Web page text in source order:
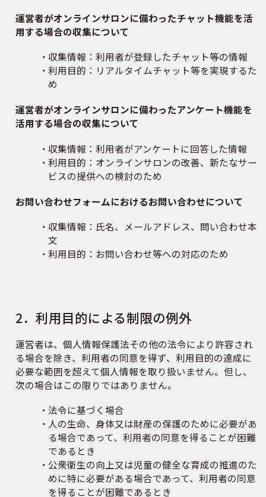
運営者がオンラインサロンに備わったチャット機能を活
用する場合の収集について
収集情報：利用者が登録したチャット等の情報
利用目的：リアルタイムチャット等を実現するた
め
運営者がオンラインサロンに備わったアンケート機能を
活用する場合の収集について
収集情報：利用者がアンケートに回答した情報
利用目的：オンラインサロンの改善、新たなサー
ビスの提供への検討のため
お問い合わせフォームにおけるお問い合わせについて
収集情報：氏名、メールアドレス、問い合わせ本
文
利用目的：お問い合わせ等への対応のため
2．利用目的による制限の例外
運営者は、個人情報保護法その他の法令により許容され
る場合を除き、利用者の同意を得ず、利用目的の達成に
必要な範囲を超えて個人情報を取り扱いません。但し、
次の場合はこの限りではありません。
法令に基づく場合
人の生命、身体又は財産の保護のために必要があ
る場合であって、利用者の同意を得ることが困難
であるとき
公衆衛生の向上又は児童の健全な育成の推進のた
めに特に必要がある場合であって、利用者の同意
を得ることが困難であるとき